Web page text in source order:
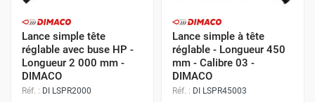
Lance simple tête
réglable avec buse HP -
Longueur 2 000 mm -
DIMACO
Réf. : DI LSPR2000
Lance simple à tête
réglable - Longueur 450
mm - Calibre 03 -
DIMACO
Réf. : DI LSPR45003